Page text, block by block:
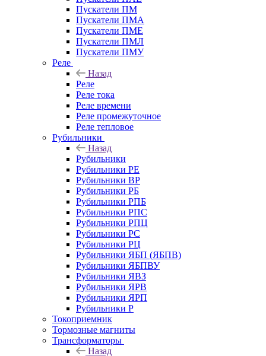
Пускатели ПМ
Пускатели ПМА
Пускатели ПМЕ
Пускатели ПМЛ
Пускатели ПМУ
Реле
Назад
Реле
Реле тока
Реле времени
Реле промежуточное
Реле тепловое
Рубильники
Назад
Рубильники
Рубильники РЕ
Рубильники ВР
Рубильники РБ
Рубильники РПБ
Рубильники РПС
Рубильники РПЦ
Рубильники РС
Рубильники РЦ
Рубильники ЯБП (ЯБПВ)
Рубильники ЯБПВУ
Рубильники ЯВЗ
Рубильники ЯРВ
Рубильники ЯРП
Рубильники Р
Токоприемник
Тормозные магниты
Трансформаторы
Назад